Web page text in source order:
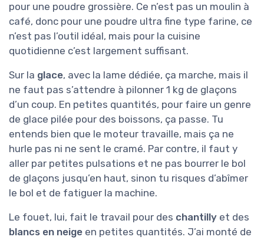
pour une poudre grossière. Ce n’est pas un moulin à
café, donc pour une poudre ultra fine type farine, ce
n’est pas l’outil idéal, mais pour la cuisine
quotidienne c’est largement suffisant.
Sur la glace, avec la lame dédiée, ça marche, mais il
ne faut pas s’attendre à pilonner 1 kg de glaçons
d’un coup. En petites quantités, pour faire un genre
de glace pilée pour des boissons, ça passe. Tu
entends bien que le moteur travaille, mais ça ne
hurle pas ni ne sent le cramé. Par contre, il faut y
aller par petites pulsations et ne pas bourrer le bol
de glaçons jusqu’en haut, sinon tu risques d’abîmer
le bol et de fatiguer la machine.
Le fouet, lui, fait le travail pour des chantilly et des
blancs en neige en petites quantités. J’ai monté de